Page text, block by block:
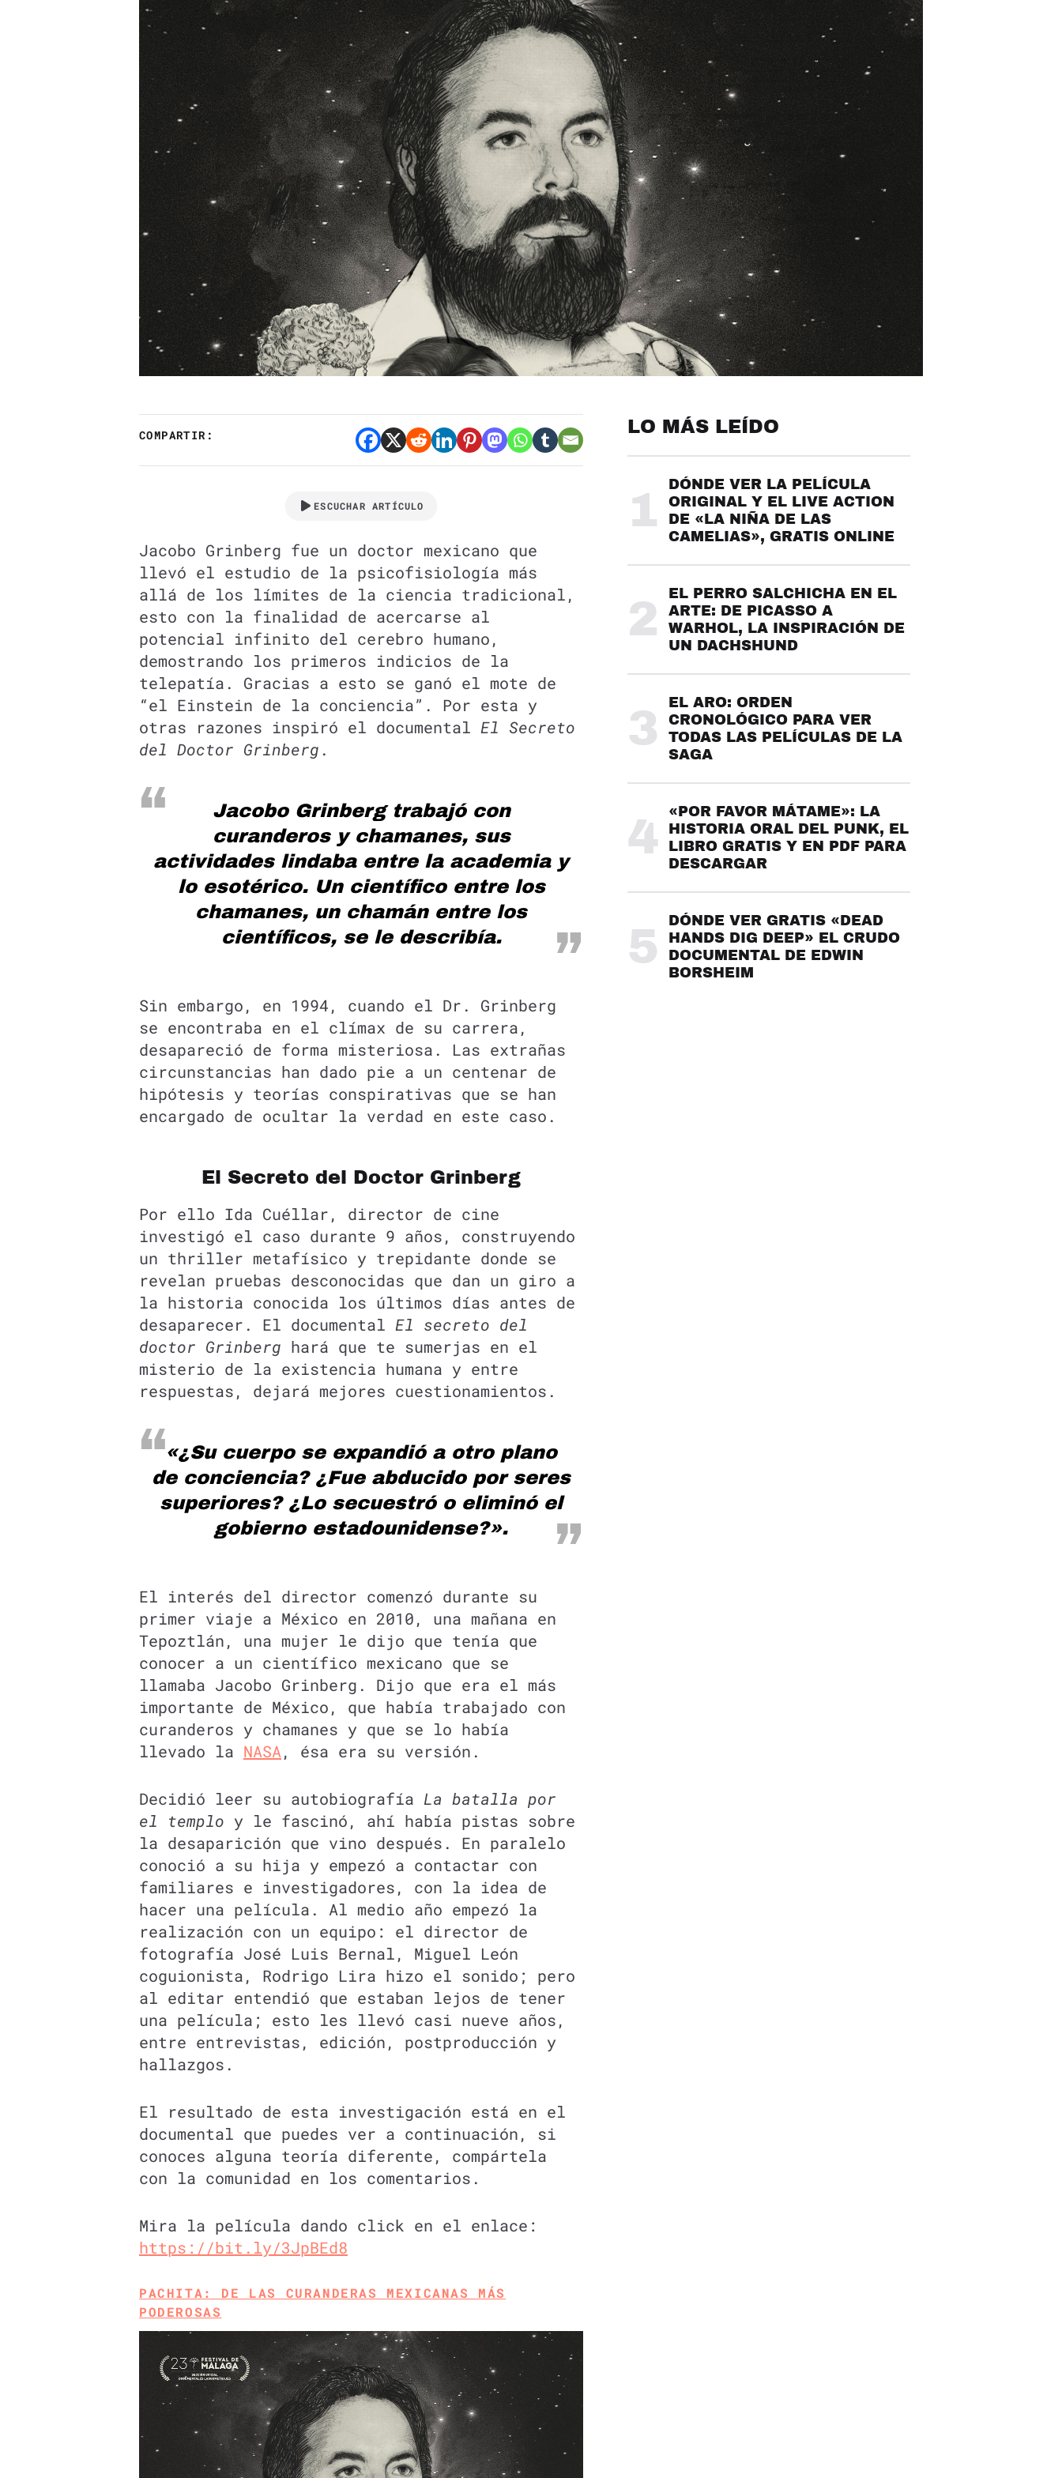
COMPARTIR:
ESCUCHAR ARTÍCULO
Jacobo Grinberg fue un doctor mexicano que
llevó el estudio de la psicofisiología más
allá de los límites de la ciencia tradicional,
esto con la finalidad de acercarse al
potencial infinito del cerebro humano,
demostrando los primeros indicios de la
telepatía. Gracias a esto se ganó el mote de
“el Einstein de la conciencia”. Por esta y
otras razones inspiró el documental El Secreto
del Doctor Grinberg .
Jacobo Grinberg trabajó con
curanderos y chamanes, sus
actividades lindaba entre la academia y
lo esotérico. Un científico entre los
chamanes, un chamán entre los
científicos, se le describía.
Sin embargo, en 1994, cuando el Dr. Grinberg
se encontraba en el clímax de su carrera,
desapareció de forma misteriosa. Las extrañas
circunstancias han dado pie a un centenar de
hipótesis y teorías conspirativas que se han
encargado de ocultar la verdad en este caso.
El Secreto del Doctor Grinberg
Por ello Ida Cuéllar, director de cine
investigó el caso durante 9 años, construyendo
un thriller metafísico y trepidante donde se
revelan pruebas desconocidas que dan un giro a
la historia conocida los últimos días antes de
desaparecer. El documental El secreto del
doctor Grinberg hará que te sumerjas en el
misterio de la existencia humana y entre
respuestas, dejará mejores cuestionamientos.
«¿Su cuerpo se expandió a otro plano
de conciencia? ¿Fue abducido por seres
superiores? ¿Lo secuestró o eliminó el
gobierno estadounidense?».
El interés del director comenzó durante su
primer viaje a México en 2010, una mañana en
Tepoztlán, una mujer le dijo que tenía que
conocer a un científico mexicano que se
llamaba Jacobo Grinberg. Dijo que era el más
importante de México, que había trabajado con
curanderos y chamanes y que se lo había
llevado la NASA, ésa era su versión.
Decidió leer su autobiografía La batalla por
el templo y le fascinó, ahí había pistas sobre
la desaparición que vino después. En paralelo
conoció a su hija y empezó a contactar con
familiares e investigadores, con la idea de
hacer una película. Al medio año empezó la
realización con un equipo: el director de
fotografía José Luis Bernal, Miguel León
coguionista, Rodrigo Lira hizo el sonido; pero
al editar entendió que estaban lejos de tener
una película; esto les llevó casi nueve años,
entre entrevistas, edición, postproducción y
hallazgos.
El resultado de esta investigación está en el
documental que puedes ver a continuación, si
conoces alguna teoría diferente, compártela
con la comunidad en los comentarios.
Mira la película dando click en el enlace:
https://bit.ly/3JpBEd8
PACHITA: DE LAS CURANDERAS MEXICANAS MÁS
PODEROSAS
LO MÁS LEÍDO
1
DÓNDE VER LA PELÍCULA
ORIGINAL Y EL LIVE ACTION
DE «LA NIÑA DE LAS
CAMELIAS», GRATIS ONLINE
2
EL PERRO SALCHICHA EN EL
ARTE: DE PICASSO A
WARHOL, LA INSPIRACIÓN DE
UN DACHSHUND
3
EL ARO: ORDEN
CRONOLÓGICO PARA VER
TODAS LAS PELÍCULAS DE LA
SAGA
4
«POR FAVOR MÁTAME»: LA
HISTORIA ORAL DEL PUNK, EL
LIBRO GRATIS Y EN PDF PARA
DESCARGAR
5
DÓNDE VER GRATIS «DEAD
HANDS DIG DEEP» EL CRUDO
DOCUMENTAL DE EDWIN
BORSHEIM